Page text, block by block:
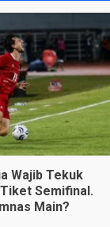
Wajib Tekuk
Semifinal.
Main?